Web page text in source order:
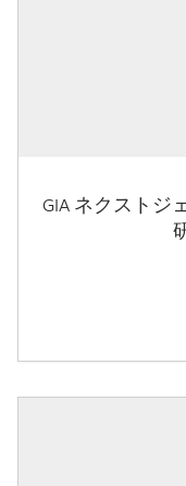
GIA ネクストジ